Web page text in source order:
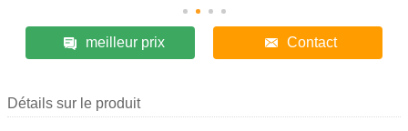
meilleur prix Contact
Détails sur le produit